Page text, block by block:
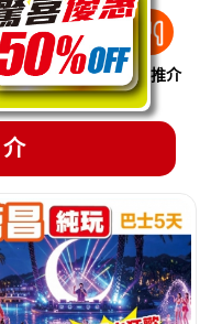
買一送一 美食推介